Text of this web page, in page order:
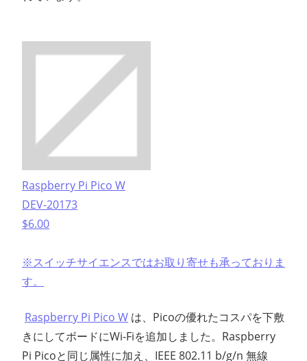
Raspberry Pi Pico W
DEV-20173
$6.00
※スイッチサイエンスではお取り寄せも承っておりま
す。
Raspberry Pi Pico W は、Picoの優れたコスパを下敷
きにしてボードにWi-Fiを追加しました。Raspberry
Pi Picoと同じ属性に加え、IEEE 802.11 b/g/n 無線